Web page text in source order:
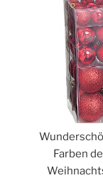
Farben